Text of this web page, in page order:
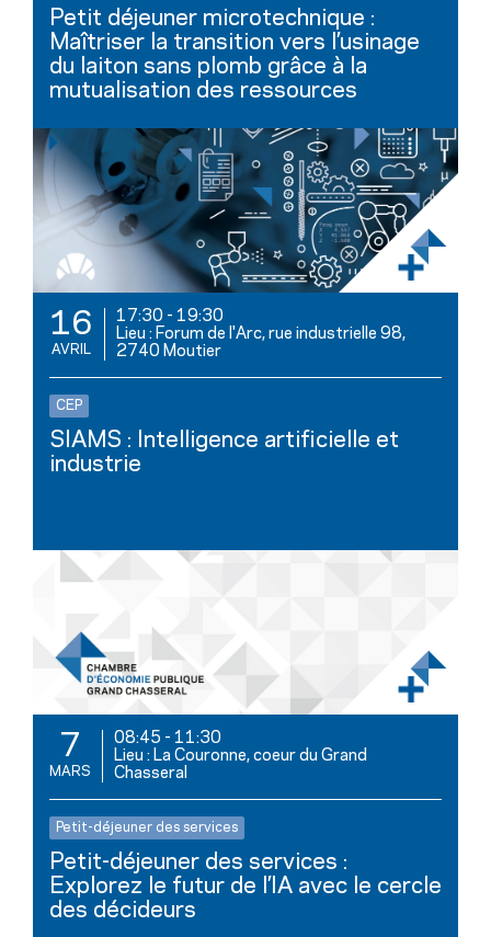
Petit déjeuner microtechnique :
Maîtriser la transition vers l’usinage
du laiton sans plomb grâce à la
mutualisation des ressources
16
AVRIL
17:30 - 19:30
Lieu : Forum de l'Arc, rue industrielle 98,
2740 Moutier
CEP
SIAMS : Intelligence artificielle et
industrie
7
MARS
08:45 - 11:30
Lieu : La Couronne, coeur du Grand
Chasseral
Petit-déjeuner des services
Petit-déjeuner des services :
Explorez le futur de l’IA avec le cercle
des décideurs